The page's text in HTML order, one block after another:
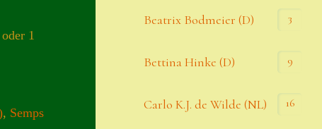
Kategorien
1
, Semps
Beatrix Bodmeier (D) 3
Bettina Hinke (D) 9
Carlo K.J. de Wilde (NL) 16